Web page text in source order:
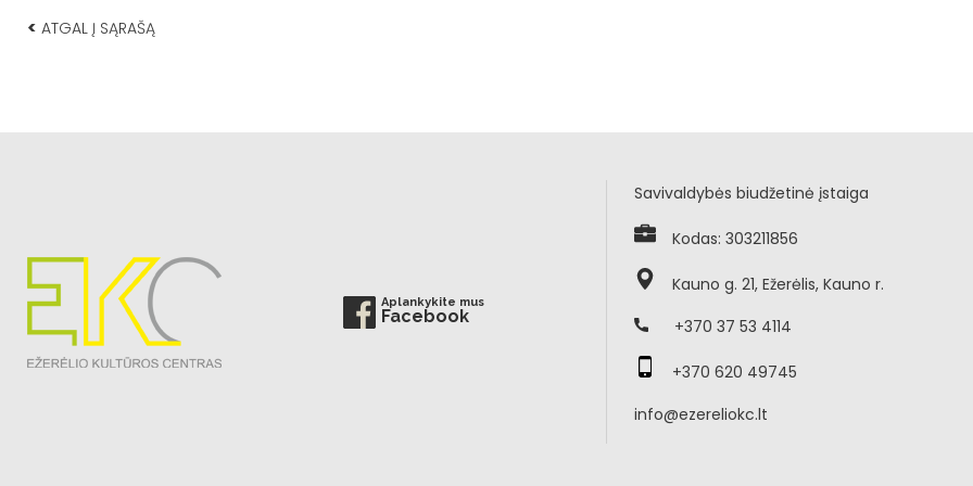
< ATGAL Į SĄRAŠĄ
Aplankykite mus
Facebook
Savivaldybės biudžetinė įstaiga
Kodas: 303211856
Kauno g. 21, Ežerėlis, Kauno r.
+370 37 53 4114
+370 620 49745
info@ezereliokc.lt